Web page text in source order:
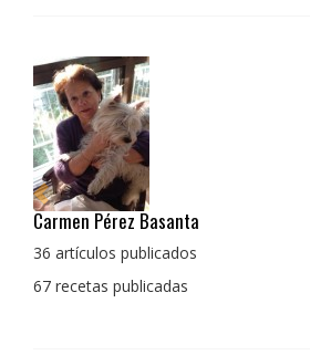
Pedro Manuel Collado Cruz
La cocina para mi es producto bien
con un toque diferente